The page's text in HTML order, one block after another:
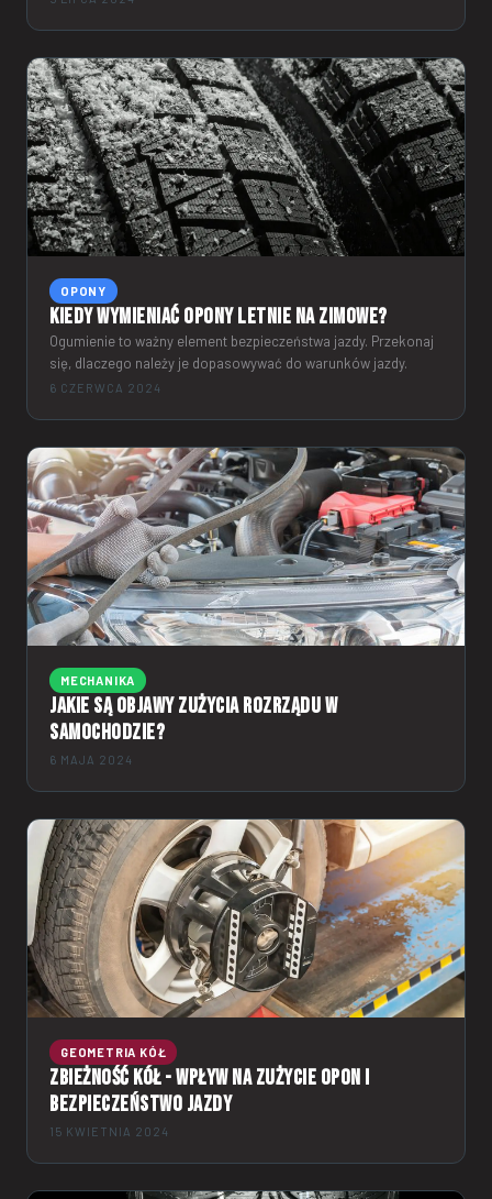
OPONY
Kiedy wymieniać opony letnie na zimowe?
Ogumienie to ważny element bezpieczeństwa jazdy. Przekonaj
się, dlaczego należy je dopasowywać do warunków jazdy.
6 CZERWCA 2024
MECHANIKA
Jakie są objawy zużycia rozrządu w
samochodzie?
6 MAJA 2024
GEOMETRIA KÓŁ
Zbieżność kół - wpływ na zużycie opon i
bezpieczeństwo jazdy
15 KWIETNIA 2024